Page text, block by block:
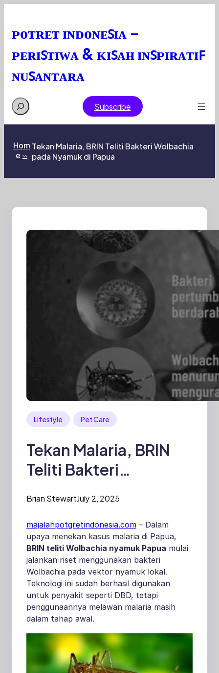
ᴘᴏᴛʀᴇᴛ ɪɴᴅᴏɴᴇꜱɪᴀ –
ᴘᴇʀɪꜱᴛɪᴡᴀ & ᴋɪꜱᴀʜ ɪɴꜱᴘɪʀᴀᴛɪꜰ
ɴᴜꜱᴀɴᴛᴀʀᴀ
Search Subscribe
Hom
e>>
Tekan Malaria, BRIN Teliti Bakteri Wolbachia
pada Nyamuk di Papua
Lifestyle Pet Care
Tekan Malaria, BRIN
Teliti Bakteri
Nyamuk di Papua
Brian StewartJuly 2, 2025
majalahpotgretindonesia.com – Dalam
upaya menekan kasus malaria di Papua,
BRIN teliti Wolbachia nyamuk Papua mulai
jalankan riset menggunakan bakteri
Wolbachia pada vektor nyamuk lokal.
Teknologi ini sudah berhasil digunakan
untuk penyakit seperti DBD, tetapi
penggunaannya melawan malaria masih
dalam tahap awal.